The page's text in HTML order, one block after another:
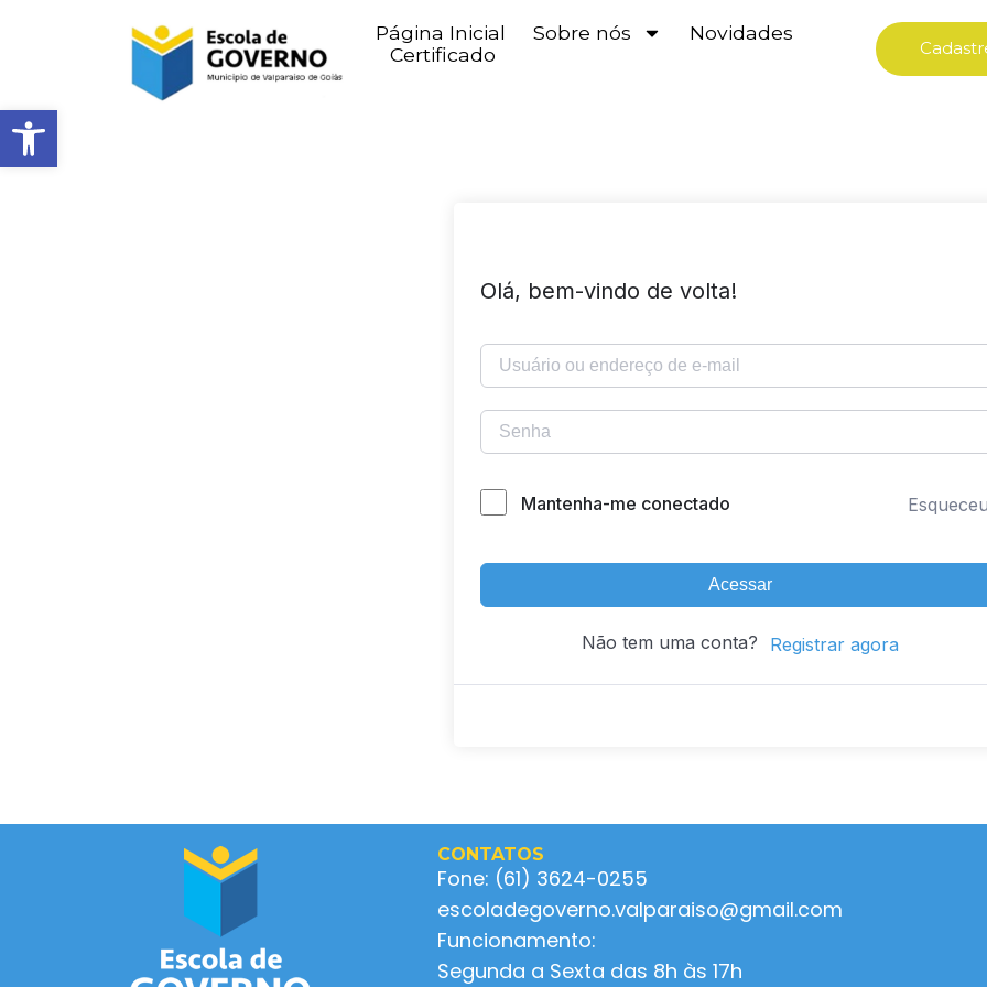
Abrir barra de ferramentas
Página Inicial Sobre nós
Novidades
Certificado
Olá, bem-vindo de volta!
Mantenha-me conectado
Acessar
Não tem uma conta? Registrar agora
CONTATOS
Fone: (61) 3624-0255
escoladegoverno.valparaiso@gmail.com
Funcionamento:
Segunda a Sexta das 8h às 17h